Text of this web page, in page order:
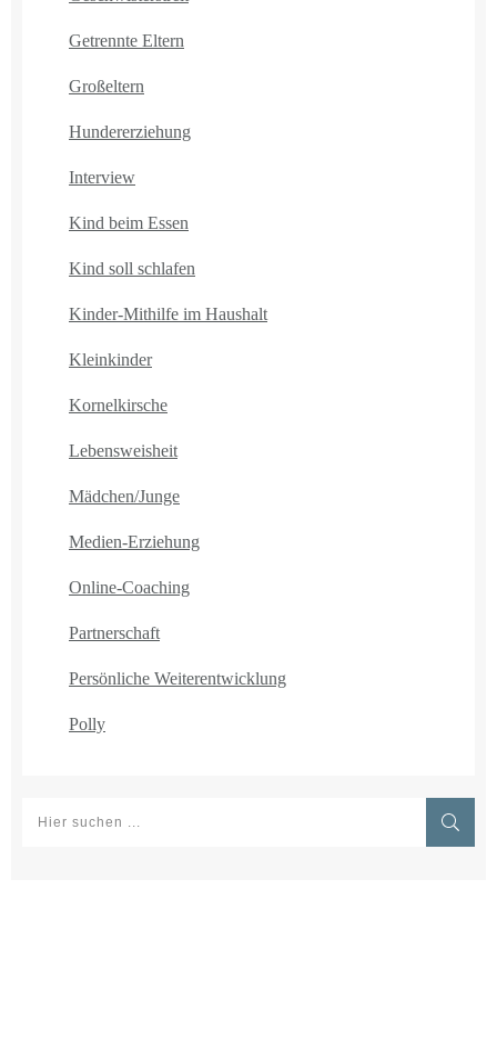
Getrennte Eltern
Großeltern
Hundererziehung
Interview
Kind beim Essen
Kind soll schlafen
Kinder-Mithilfe im Haushalt
Kleinkinder
Kornelkirsche
Lebensweisheit
Mädchen/Junge
Medien-Erziehung
Online-Coaching
Partnerschaft
Persönliche Weiterentwicklung
Polly